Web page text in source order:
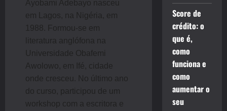
Ayobami Adebayo nasceu
em Lagos, na Nigéria, em
1988. Formou-se em
literatura anglófona na
Universidade Obafemi
Awolowo, em Ifé, cidade
onde cresceu. No último ano
do curso, participou de um
workshop com a escritora e
Score de
crédito: o
que é,
como
funciona e
como
aumentar o
seu